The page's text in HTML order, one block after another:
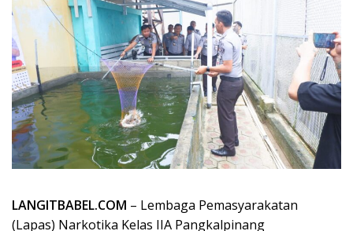
LANGITBABEL.COM – Lembaga Pemasyarakatan
(Lapas) Narkotika Kelas IIA Pangkalpinang